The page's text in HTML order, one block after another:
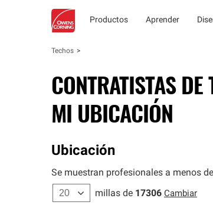
Productos Aprender
Techos
CONTRATISTAS
MI UBICACIÓN
Ubicación
Se muestran profesionales a menos de
millas de 17306 Cambiar